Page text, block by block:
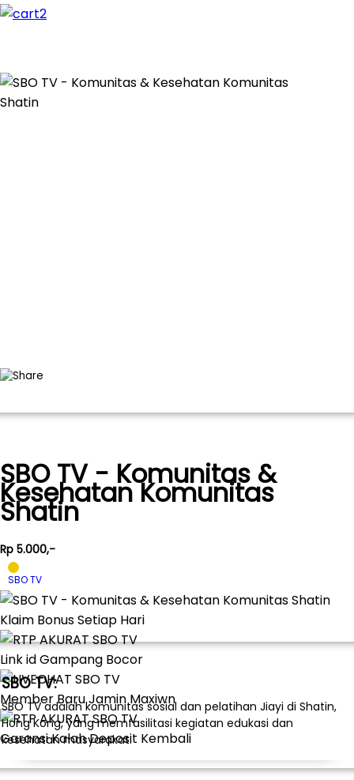
SBO TV - Komunitas &
Kesehatan Komunitas
Shatin
Rp 5.000,-
SBO TV
Klaim Bonus Setiap Hari
Link id Gampang Bocor
Member Baru Jamin Maxiwn
Garansi Kalah Deposit Kembali
SBO TV:
SBO TV adalah komunitas sosial dan pelatihan Jiayi di Shatin,
Hong Kong, yang memfasilitasi kegiatan edukasi dan
kesehatan masyarakat.